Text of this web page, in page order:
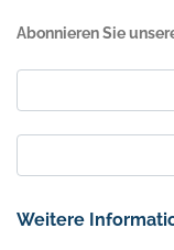
Abonnieren Sie
Weitere